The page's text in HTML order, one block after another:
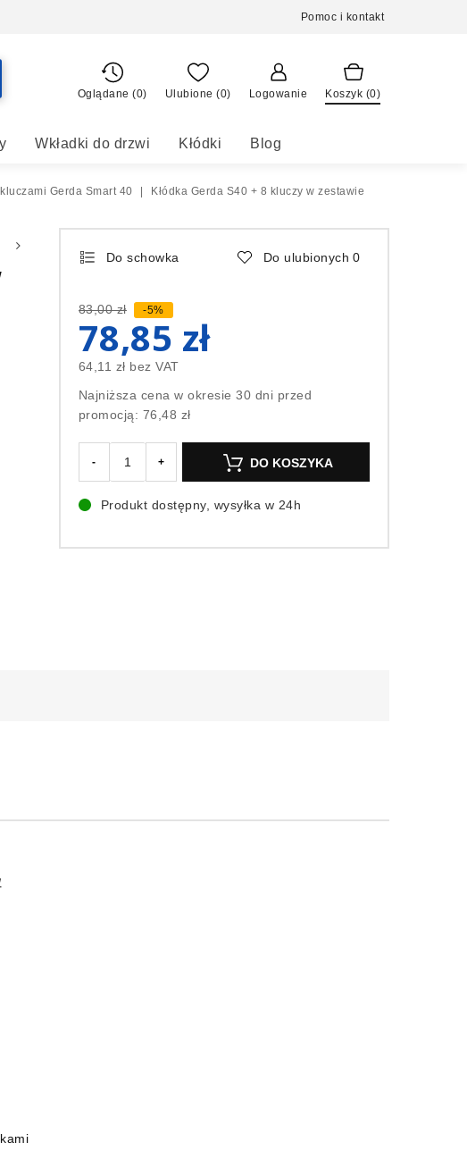
Pomoc i kontakt
Oglądane (0) Ulubione (0) Logowanie Koszyk (0)
Wkładki do drzwi Kłódki Blog
Gerda Smart 40 Kłódka Gerda S40 + 8 kluczy w zestawie
Do schowka Do ulubionych 0
83,00 zł -5%
78,85 zł
64,11 zł bez VAT
Najniższa cena w okresie 30 dni przed
promocją: 76,48 zł
- + DO KOSZYKA
Produkt dostępny, wysyłka w 24h